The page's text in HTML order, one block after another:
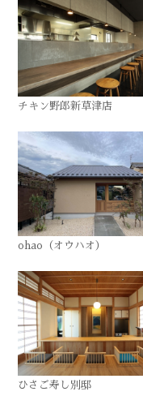
チキン野郎新草津店
ohao（オウハオ）
ひさご寿し別邸